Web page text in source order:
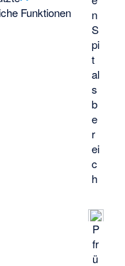
n
S
pi
t
al
s
b
e
r
ei
c
h
P
fr
ü
Funktionen